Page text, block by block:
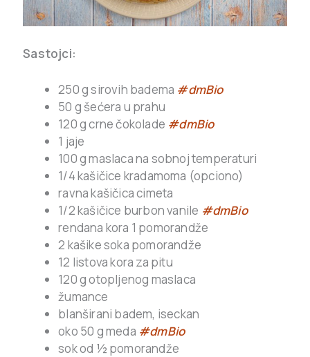
Sastojci:
250 g sirovih badema #dmBio
50 g šećera u prahu
120 g crne čokolade #dmBio
1 jaje
100 g maslaca na sobnoj temperaturi
1/4 kašičice kradamoma (opciono)
ravna kašičica cimeta
1/2 kašičice burbon vanile #dmBio
rendana kora 1 pomorandže
2 kašike soka pomorandže
12 listova kora za pitu
120 g otopljenog maslaca
žumance
blanširani badem, iseckan
oko 50 g meda #dmBio
sok od ½ pomorandže